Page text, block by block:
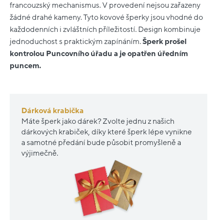
francouzský mechanismus. V provedení nejsou zařazeny
žádné drahé kameny. Tyto kovové šperky jsou vhodné do
každodenních i zvláštních příležitostí. Design kombinuje
jednoduchost s praktickým zapínáním.Šperk prošel
kontrolou Puncovního úřadu a je opatřen úředním
puncem.
Dárková krabička
Máte šperk jako dárek? Zvolte jednu z našich
dárkových krabiček, díky které šperk lépe vynikne
a samotné předání bude působit promyšleně a
výjimečně.